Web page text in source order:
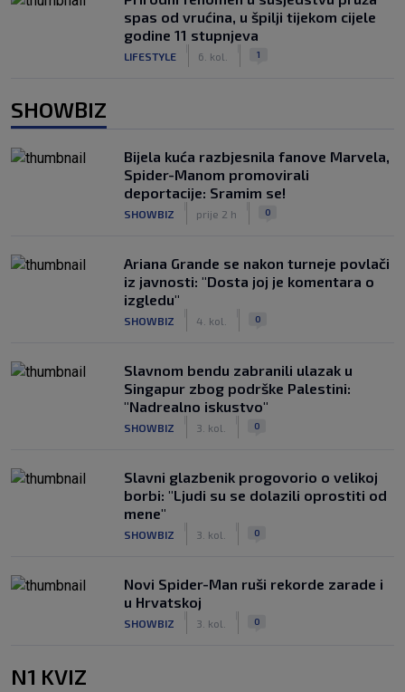
spas od vrućina, u špilji tijekom cijele
godine 11 stupnjeva
LIFESTYLE 6. kol. 1
SHOWBIZ
Bijela kuća razbjesnila fanove Marvela,
Spider-Manom promovirali
deportacije: Sramim se!
SHOWBIZ prije 2 h 0
Ariana Grande se nakon turneje povlači
iz javnosti: "Dosta joj je komentara o
izgledu"
SHOWBIZ 4. kol. 0
Slavnom bendu zabranili ulazak u
Singapur zbog podrške Palestini:
"Nadrealno iskustvo"
SHOWBIZ 3. kol. 0
Slavni glazbenik progovorio o velikoj
borbi: "Ljudi su se dolazili oprostiti od
mene"
SHOWBIZ 3. kol. 0
Novi Spider-Man ruši rekorde zarade i
u Hrvatskoj
SHOWBIZ 3. kol. 0
N1 KVIZ